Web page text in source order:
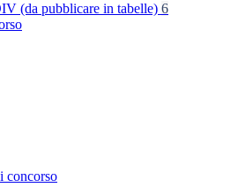
(da pubblicare in tabelle) 6
concorso